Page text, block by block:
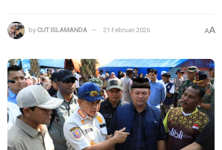
by CUT ISLAMANDA 21 Februari 2026 AA